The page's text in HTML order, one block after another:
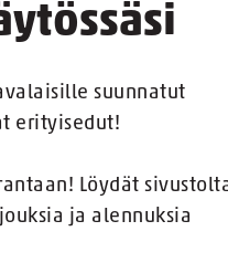
suunnatut
erityisedut!
Löydät
ja alennuksia